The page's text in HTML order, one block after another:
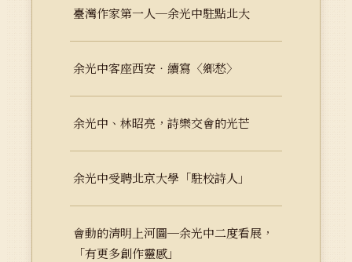
臺灣作家第一人─余光中駐點北大
余光中客座西安‧續寫〈鄉愁〉
余光中、林昭亮，詩樂交會的光芒
余光中受聘北京大學「駐校詩人」
會動的清明上河圖─余光中二度看展，
「有更多創作靈感」